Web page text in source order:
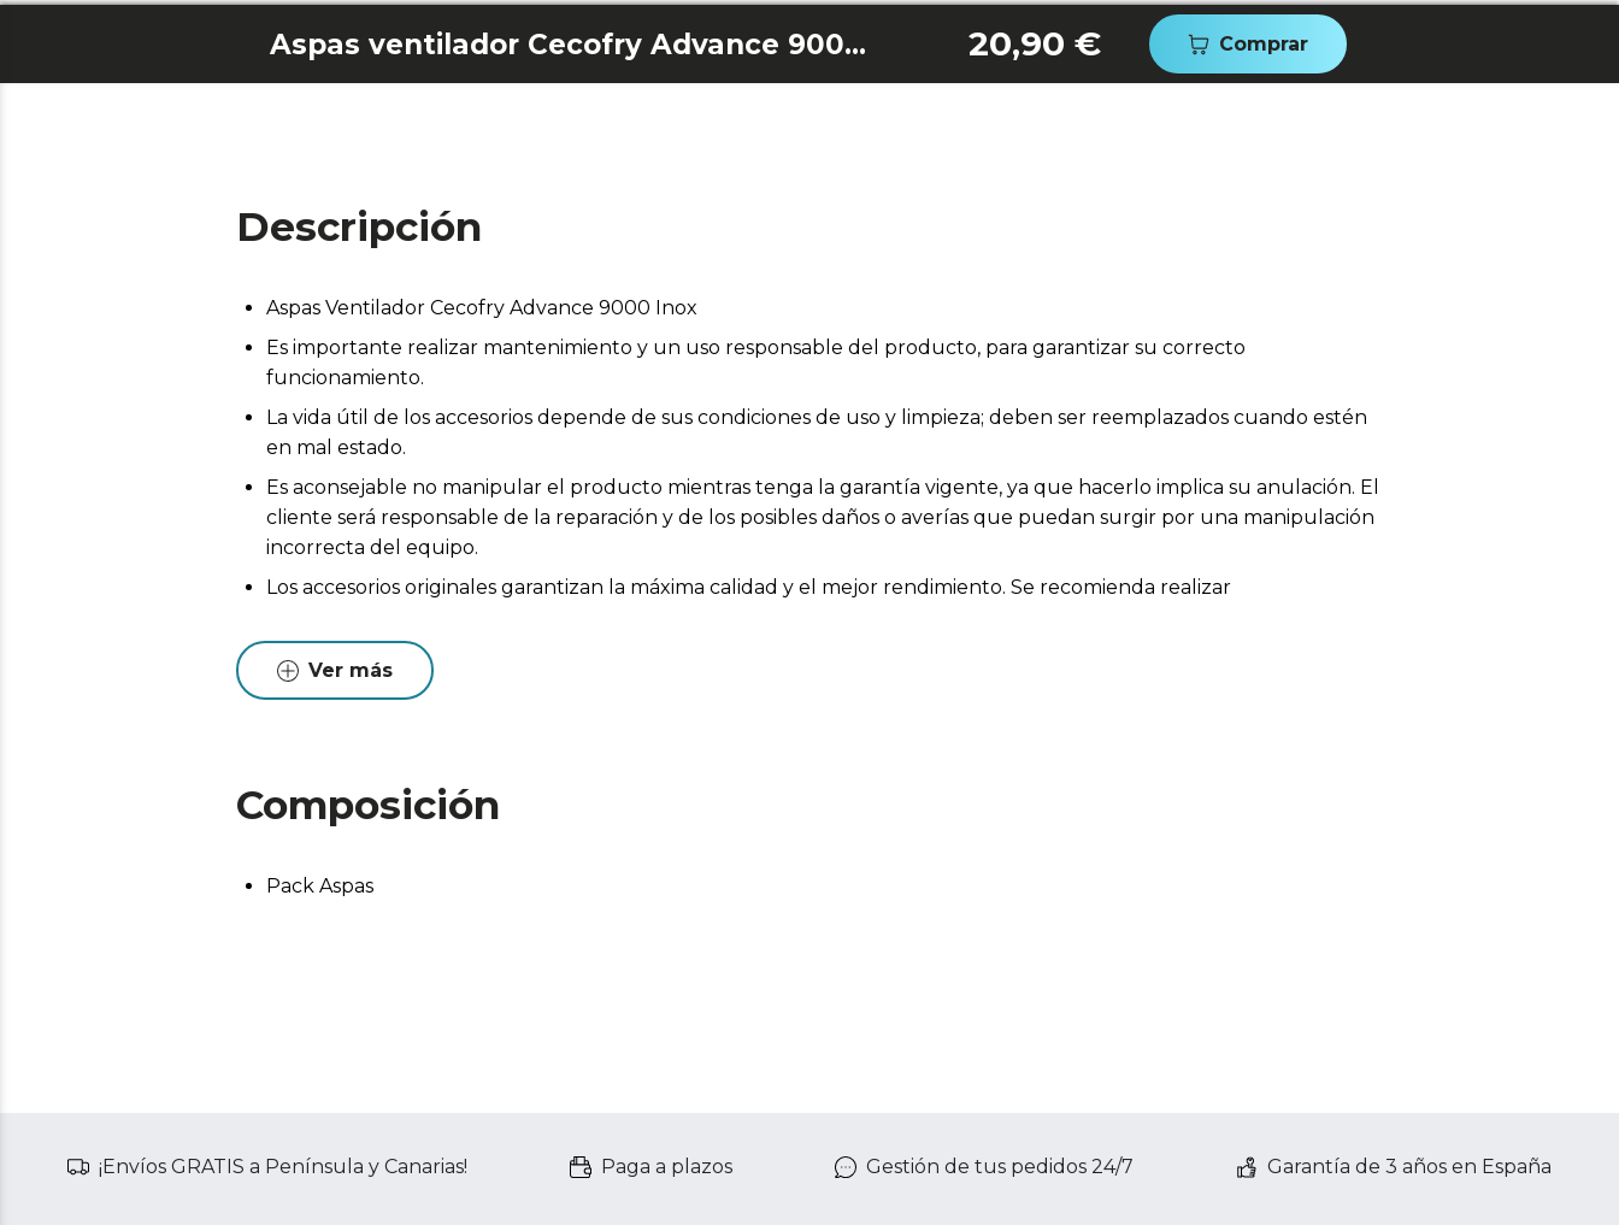
Aspas ventilador Cecofry Advance 9000 Inox 20,90 € Comprar
Descripción
Aspas Ventilador Cecofry Advance 9000 Inox
Es importante realizar mantenimiento y un uso responsable del producto, para garantizar su correcto
funcionamiento.
La vida útil de los accesorios depende de sus condiciones de uso y limpieza; deben ser reemplazados cuando estén
en mal estado.
Es aconsejable no manipular el producto mientras tenga la garantía vigente, ya que hacerlo implica su anulación. El
cliente será responsable de la reparación y de los posibles daños o averías que puedan surgir por una manipulación
incorrecta del equipo.
Los accesorios originales garantizan la máxima calidad y el mejor rendimiento. Se recomienda realizar
Ver más
Composición
Pack Aspas
¡Envíos GRATIS a Península y Canarias! Paga a plazos Gestión de tus pedidos 24/7 Garantía de 3 años en España